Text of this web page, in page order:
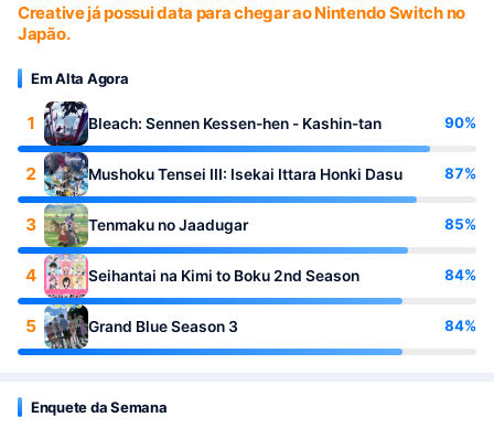
Creative já possui data para chegar ao Nintendo Switch no
Japão.
Em Alta Agora
1 Bleach: Sennen Kessen-hen - Kashin-tan 90%
2 Mushoku Tensei III: Isekai Ittara Honki Dasu 87%
3 Tenmaku no Jaadugar 85%
4 Seihantai na Kimi to Boku 2nd Season 84%
5 Grand Blue Season 3 84%
Enquete da Semana